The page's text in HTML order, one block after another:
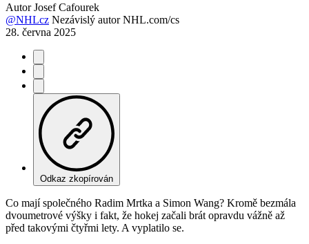
Autor Josef Cafourek
@NHLcz Nezávislý autor NHL.com/cs
28. června 2025
Odkaz zkopírován
Co mají společného Radim Mrtka a Simon Wang? Kromě bezmála
dvoumetrové výšky i fakt, že hokej začali brát opravdu vážně až
před takovými čtyřmi lety. A vyplatilo se.